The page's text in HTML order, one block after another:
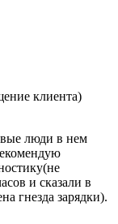
клиента)
люди в нем
и сказали в
гнезда зарядки).